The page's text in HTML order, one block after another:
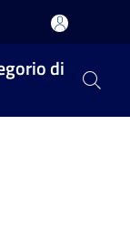
di